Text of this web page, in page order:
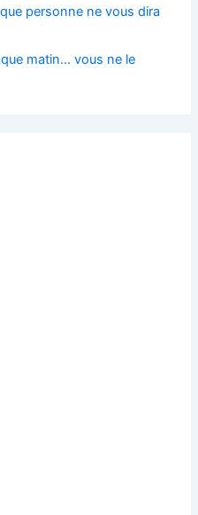
personne ne vous dira
matin… vous ne le